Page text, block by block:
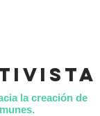
la creación de